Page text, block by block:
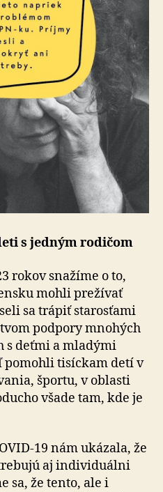
s jedným rodičom
rokov snažíme o to,
mohli prežívať
sa trápiť starosťami
podpory mnohých
s deťmi a mladými
pomohli tisíckam detí v
športu, v oblasti
všade tam, kde je
19 nám ukázala, že
aj individuálni
sa, že tento, ale i